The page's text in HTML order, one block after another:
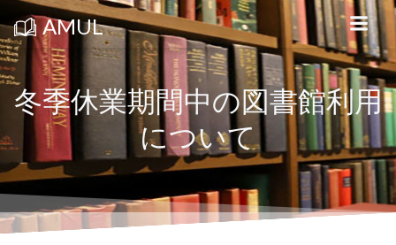
コ
ン
テ
ン
ツ
へ
ス
キ
ッ
プ
AMUL
冬季休業期間中の図書館利用
について